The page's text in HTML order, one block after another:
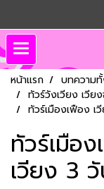
หน้าแรก บทความ
ทัวร์วังเวียง เวีย
ทัวร์เมืองเฟือง
ทัวร์เมือ
เวียง 3